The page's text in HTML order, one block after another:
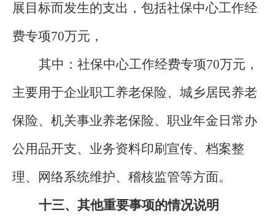
展目标而发生的支出，包括社保中心工作经
费专项70万元 ，
其中： 社保中心工作经费专项70万元 ，
主要用于企业职工养老保险、城乡居民养老
保险、机关事业养老保险、职业年金日常办
公用品开支、业务资料印刷宣传、档案整
理、网络系统维护、稽核监管等方面。
十三、其他重要事项的情况说明